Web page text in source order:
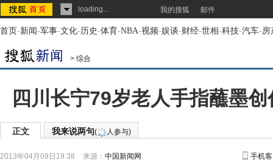
loading... 我的搜狐 邮件
首页-新闻-军事-文化-历史-体育-NBA-视频-娱谈-财经-世相-科技-汽车-房
> 综合
四川长宁79岁老人手指蘸墨
正文 我来说两句( 人参与)
2013年04月09日19:38 来源： 中国新闻网 手机